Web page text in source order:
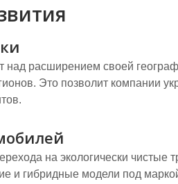
над расширением своей
Это позволит компании
на экологически чистые
и гибридные модели под